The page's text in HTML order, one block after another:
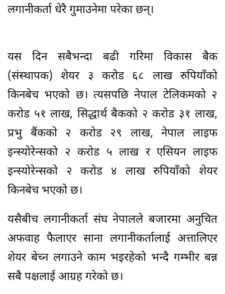
लगानीकर्ता धेरै गुमाउनेमा परेका छन्।
यस दिन सबैभन्दा बढी गरिमा विकास बैक
(संस्थापक) शेयर ३ करोड ६८ लाख रुपियाँको
किनबेच भएको छ। त्यसपछि नेपाल टेलिकमको २
करोड ५१ लाख, सिद्धार्थ बैकको २ करोड ३१ लाख,
प्रभु बैंकको २ करोड २९ लाख, नेपाल लाइफ
इन्स्योरेन्सको २ करोड ५ लाख र एसियन लाइफ
इन्स्योरेन्सको २ करोड ४ लाख रुपियाँको शेयर
किनबेच भएको छ।
यसैबीच लगानीकर्ता संघ नेपालले बजारमा अनुचित
अफवाह फैलाएर साना लगानीकर्तालाई अत्तालिएर
शेयर बेच्न लगाउने काम भइरहेको भन्दै गम्भीर बन्न
सबै पक्षलाई आग्रह गरेको छ।